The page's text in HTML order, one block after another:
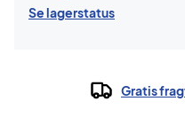
Se lagerstatus
Gratis